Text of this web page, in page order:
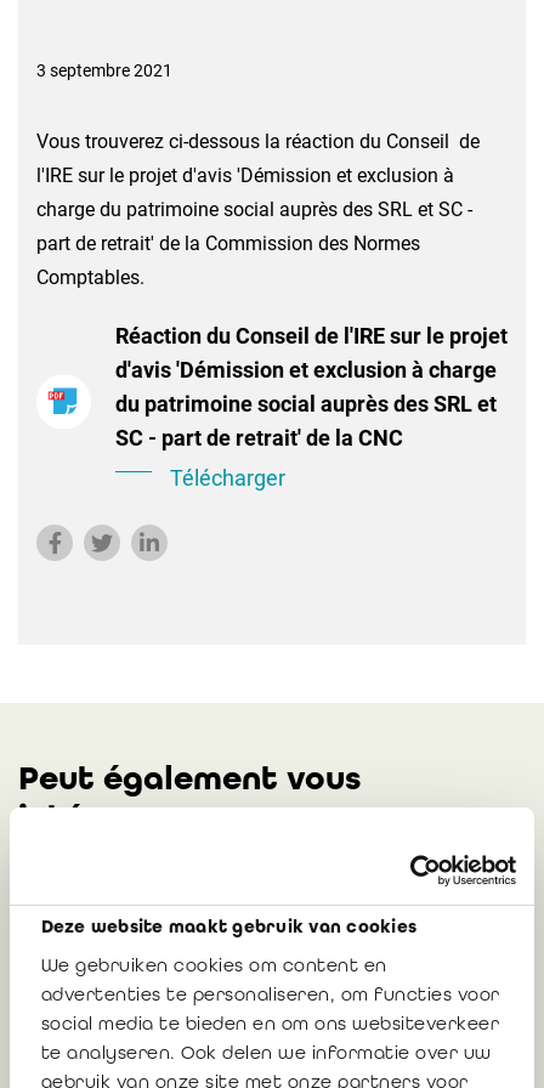
Deze website maakt gebruik van cookies
We gebruiken cookies om content en
advertenties te personaliseren, om functies voor
social media te bieden en om ons websiteverkeer
te analyseren. Ook delen we informatie over uw
gebruik van onze site met onze partners voor
3 septembre 2021
Vous trouverez ci-dessous la réaction du Conseil de
l'IRE sur le projet d'avis 'Démission et exclusion à
charge du patrimoine social auprès des SRL et SC -
part de retrait' de la Commission des Normes
Comptables.
Réaction du Conseil de l'IRE sur le projet
d'avis 'Démission et exclusion à charge
du patrimoine social auprès des SRL et
SC - part de retrait' de la CNC
Télécharger
Peut également vous
intéresser
Réaction de l'IRE sur le projet d'avis de la
CNC « Distribution du bénéfice : les
tests de distribution pour les SRL et SC »
30 juillet 2026